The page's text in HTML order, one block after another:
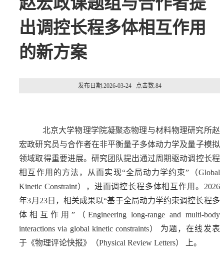
出调控长程多体相互作用
的新方案
发布日期:2026-03-24 点击数:84
北京大学物理学院凝聚态物理与材料物理研究所赵
宏政研究员与合作者在非平衡量子多体动力学及量子模拟
领域取得重要进展。研究团队提出通过周期驱动调控长程
相互作用的方法，从而实现“全局动力学约束”（Global
Kinetic Constraint），进而调控长程多体相互作用。2026
年3月23日，相关成果以“基于全局动力学约束调控长程多
体相互作用”（Engineering long-range and multi-body
interactions via global kinetic constraints） 为题，在线发表
于《物理评论快报》（Physical Review Letters） 上。